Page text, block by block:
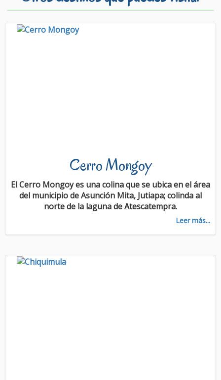
Cerro Mongoy
El Cerro Mongoy es una colina que se ubica en el área
del municipio de Asunción Mita, Jutiapa; colinda al
norte de la laguna de Atescatempra.
Leer más...